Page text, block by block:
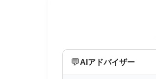
💬AIアドバイザー